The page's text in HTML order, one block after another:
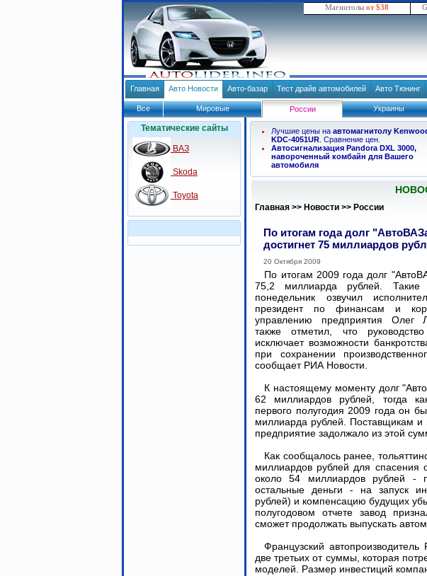
Магнитолы от $38
Главная Авто Новости Авто-базар Тест драйв автомобилей Авто Тюнинг
Все Мировые России Украины
Тематические сайты
ВАЗ
Skoda
Toyota
Лучшие цены на автомагнитолу
KDC-4051UR . Сравнение цен.
Автосигнализация Pandora DXL 3000,
навороченный комбайн для Вашего
автомобиля
Главная >> Новости >> России
По итогам года долг
достигнет 75 миллиардов
20 Октября 2009
По итогам 2009 года долг
75,2 миллиарда рублей. Такие
понедельник озвучил
президент по финансам и
управлению предприятия Олег
также отметил, что
исключает возможности
при сохранении
сообщает РИА Новости.
К настоящему моменту долг
62 миллиардов рублей, тогда
первого полугодия 2009 года он
миллиарда рублей. Поставщикам и
предприятие задолжало из этой
Как сообщалось ранее,
миллиардов рублей для спасения
около 54 миллиардов рублей -
остальные деньги - на запуск
рублей) и компенсацию будущих
полугодовом отчете завод
сможет продолжать выпускать
Французский
две третьих от суммы, которая
моделей. Размер инвестиций